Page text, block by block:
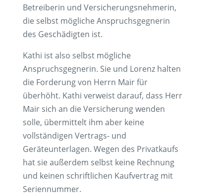
Betreiberin und Versicherungsnehmerin,
die selbst mögliche Anspruchsgegnerin
des Geschädigten ist.
Kathi ist also selbst mögliche
Anspruchsgegnerin. Sie und Lorenz halten
die Forderung von Herrn Mair für
überhöht. Kathi verweist darauf, dass Herr
Mair sich an die Versicherung wenden
solle, übermittelt ihm aber keine
vollständigen Vertrags- und
Geräteunterlagen. Wegen des Privatkaufs
hat sie außerdem selbst keine Rechnung
und keinen schriftlichen Kaufvertrag mit
Seriennummer.